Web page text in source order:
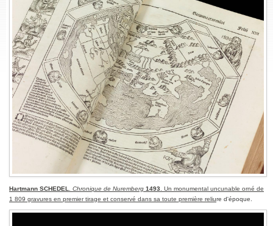
Hartmann SCHEDEL. Chronique de Nuremberg 1493. Un monumental uncunable orné de
1 809 gravures en premier tirage et conservé dans sa toute première reliure d'époque.